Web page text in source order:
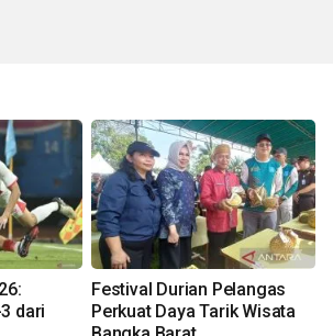
dari
Festival Durian Pelangas
Perkuat Daya Tarik Wisata